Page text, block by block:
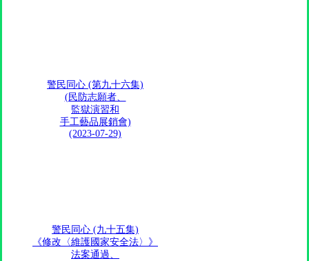
警民同心 (第九十六集)
(民防志願者、
監獄演習和
手工藝品展銷會)
(2023-07-29)
警民同心 (九十五集)
《修改〈維護國家安全法〉》
法案通過、